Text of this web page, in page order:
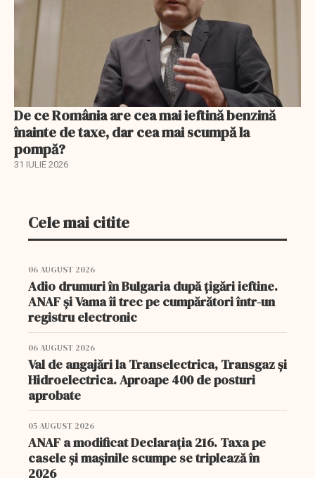
De ce România are cea mai ieftină benzină
înainte de taxe, dar cea mai scumpă la
pompă?
31 IULIE 2026
Cele mai citite
06 AUGUST 2026
Adio drumuri în Bulgaria după țigări ieftine.
ANAF și Vama îi trec pe cumpărători într-un
registru electronic
06 AUGUST 2026
Val de angajări la Transelectrica, Transgaz și
Hidroelectrica. Aproape 400 de posturi
aprobate
05 AUGUST 2026
ANAF a modificat Declarația 216. Taxa pe
casele și mașinile scumpe se triplează în
2026